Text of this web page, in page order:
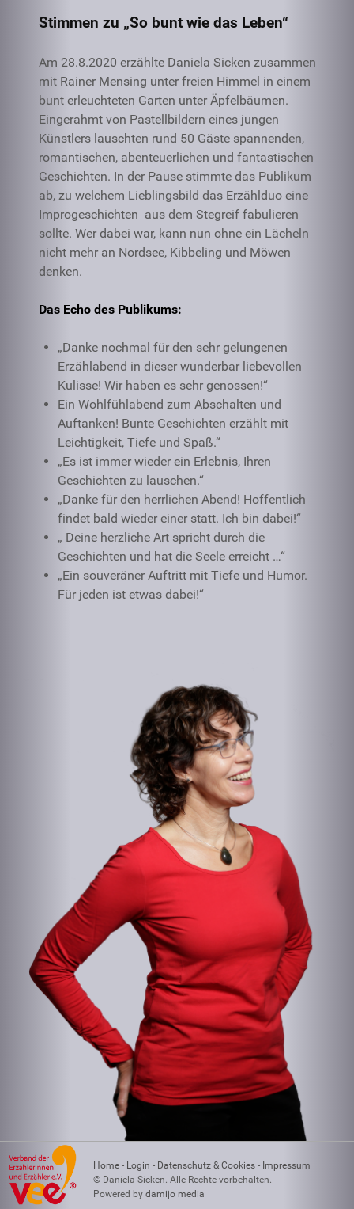
Stimmen zu „So bunt wie das Leben“
Am 28.8.2020 erzählte Daniela Sicken zusammen
mit Rainer Mensing unter freien Himmel in einem
bunt erleuchteten Garten unter Äpfelbäumen.
Eingerahmt von Pastellbildern eines jungen
Künstlers lauschten rund 50 Gäste spannenden,
romantischen, abenteuerlichen und fantastischen
Geschichten. In der Pause stimmte das Publikum
ab, zu welchem Lieblingsbild das Erzählduo eine
Improgeschichten aus dem Stegreif fabulieren
sollte. Wer dabei war, kann nun ohne ein Lächeln
nicht mehr an Nordsee, Kibbeling und Möwen
denken.
Das Echo des Publikums:
„Danke nochmal für den sehr gelungenen
Erzählabend in dieser wunderbar liebevollen
Kulisse! Wir haben es sehr genossen!“
Ein Wohlfühlabend zum Abschalten und
Auftanken! Bunte Geschichten erzählt mit
Leichtigkeit, Tiefe und Spaß.“
„Es ist immer wieder ein Erlebnis, Ihren
Geschichten zu lauschen.“
„Danke für den herrlichen Abend! Hoffentlich
findet bald wieder einer statt. Ich bin dabei!“
„ Deine herzliche Art spricht durch die
Geschichten und hat die Seele erreicht …“
„Ein souveräner Auftritt mit Tiefe und Humor.
Für jeden ist etwas dabei!“
Home - Login - Datenschutz & Cookies - Impressum
© Daniela Sicken. Alle Rechte vorbehalten.
Powered by damijo media